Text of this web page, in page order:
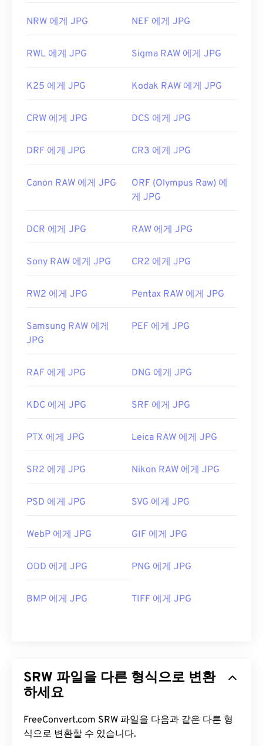
NRW 에게 JPG NEF 에게 JPG
RWL 에게 JPG Sigma RAW 에게 JPG
K25 에게 JPG Kodak RAW 에게 JPG
CRW 에게 JPG DCS 에게 JPG
DRF 에게 JPG CR3 에게 JPG
Canon RAW 에게 JPG
ORF (Olympus Raw) 에
게 JPG
DCR 에게 JPG RAW 에게 JPG
Sony RAW 에게 JPG CR2 에게 JPG
RW2 에게 JPG Pentax RAW 에게 JPG
Samsung RAW 에게
JPG
PEF 에게 JPG
RAF 에게 JPG DNG 에게 JPG
KDC 에게 JPG SRF 에게 JPG
PTX 에게 JPG Leica RAW 에게 JPG
SR2 에게 JPG Nikon RAW 에게 JPG
PSD 에게 JPG SVG 에게 JPG
WebP 에게 JPG GIF 에게 JPG
ODD 에게 JPG PNG 에게 JPG
BMP 에게 JPG TIFF 에게 JPG
SRW 파일을 다른 형식으로 변환
하세요
FreeConvert.com SRW 파일을 다음과 같은 다른 형
식으로 변환할 수 있습니다.